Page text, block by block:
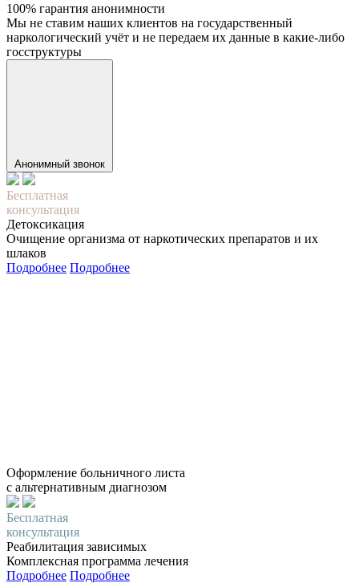
100% гарантия анонимности
Мы не ставим наших клиентов на государственный
наркологический учёт и не передаем их данные в какие-либо
госструктуры
Анонимный звонок
Бесплатная
консультация
Детоксикация
Очищение организма от наркотических препаратов и их
шлаков
Подробнее Подробнее
Оформление больничного листа
с альтернативным диагнозом
Бесплатная
консультация
Реабилитация зависимых
Комплексная программа лечения
Подробнее Подробнее